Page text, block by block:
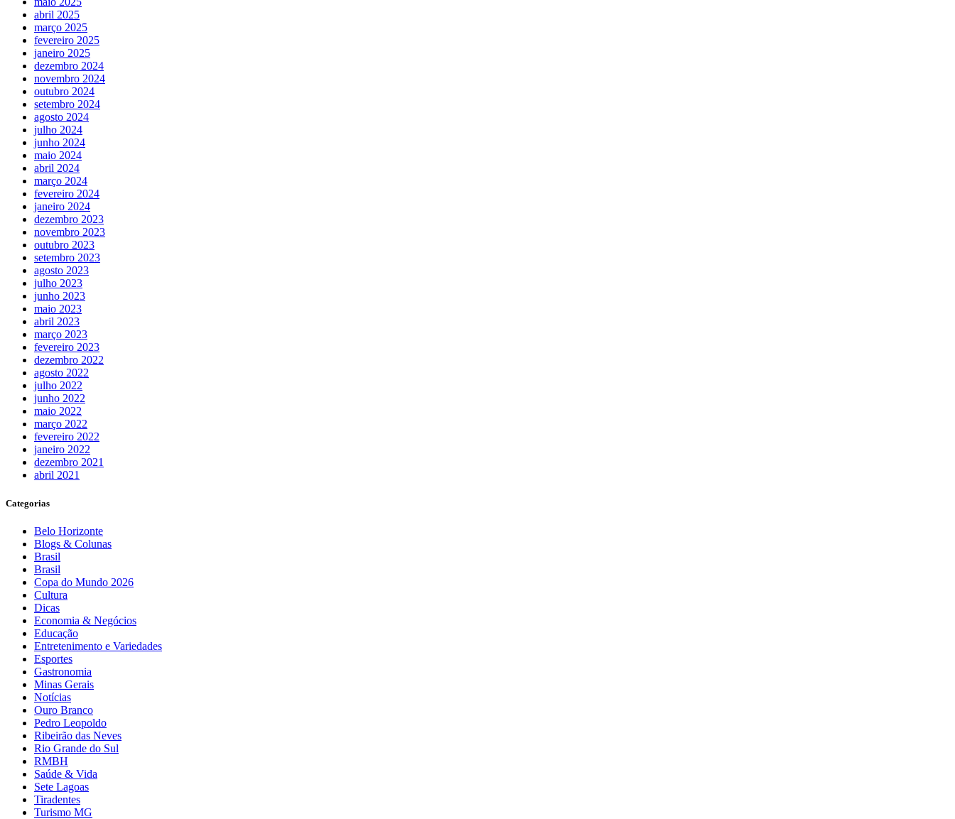
abril 2025
março 2025
fevereiro 2025
janeiro 2025
dezembro 2024
novembro 2024
outubro 2024
setembro 2024
agosto 2024
julho 2024
junho 2024
maio 2024
abril 2024
março 2024
fevereiro 2024
janeiro 2024
dezembro 2023
novembro 2023
outubro 2023
setembro 2023
agosto 2023
julho 2023
junho 2023
maio 2023
abril 2023
março 2023
fevereiro 2023
dezembro 2022
agosto 2022
julho 2022
junho 2022
maio 2022
março 2022
fevereiro 2022
janeiro 2022
dezembro 2021
abril 2021
Categorias
Belo Horizonte
Blogs & Colunas
Brasil
Brasil
Copa do Mundo 2026
Cultura
Dicas
Economia & Negócios
Educação
Entretenimento e Variedades
Esportes
Gastronomia
Minas Gerais
Notícias
Ouro Branco
Pedro Leopoldo
Ribeirão das Neves
Rio Grande do Sul
RMBH
Saúde & Vida
Sete Lagoas
Tiradentes
Turismo MG